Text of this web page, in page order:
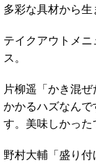
多彩な具材から生
テイクアウトメ
ス。
片柳遥「かき混
かかるハズなんで
す。美味しかった
野村大輔「盛り